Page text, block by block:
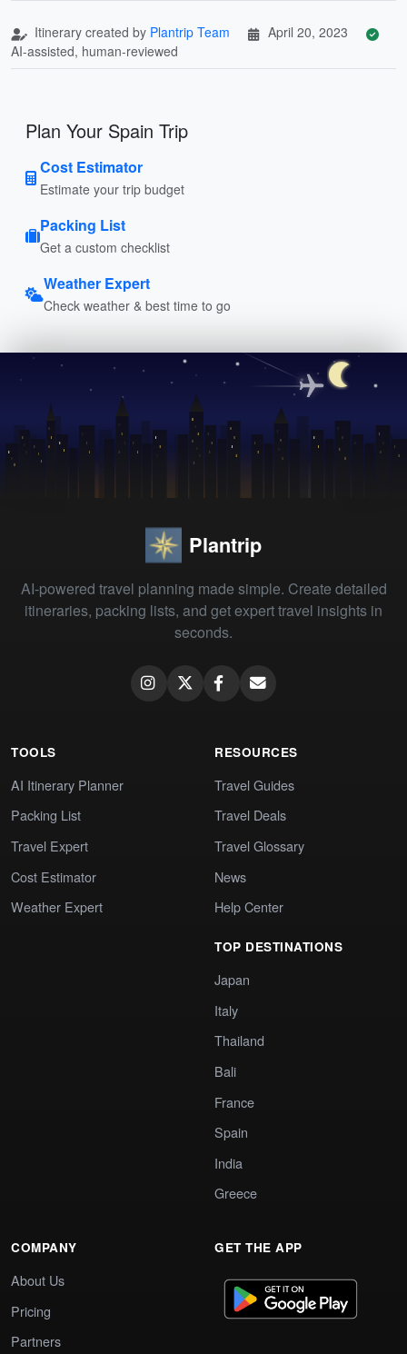
Itinerary created by Plantrip Team
April 20, 2023
AI-assisted, human-reviewed
Plan Your Spain Trip
Cost Estimator
Estimate your trip budget
Packing List
Get a custom checklist
Weather Expert
Check weather & best time to go
Plantrip
AI-powered travel planning made simple. Create detailed
itineraries, packing lists, and get expert travel insights in
seconds.
TOOLS
AI Itinerary Planner
Packing List
Travel Expert
Cost Estimator
Weather Expert
RESOURCES
Travel Guides
Travel Deals
Travel Glossary
News
Help Center
TOP DESTINATIONS
Japan
Italy
Thailand
Bali
France
Spain
India
Greece
COMPANY
About Us
Pricing
Partners
GET THE APP